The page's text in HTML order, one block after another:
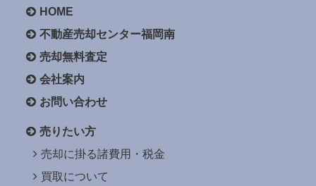
HOME
不動産売却センター福岡南
売却無料査定
会社案内
お問い合わせ
売りたい方
売却に掛る諸費用・税金
買取について